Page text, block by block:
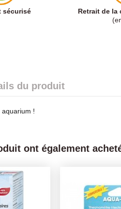
sécurisé
Retrait de la
du produit
!
ont également